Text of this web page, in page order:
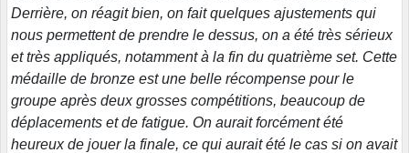
Derrière, on réagit bien, on fait quelques ajustements qui
nous permettent de prendre le dessus, on a été très sérieux
et très appliqués, notamment à la fin du quatrième set. Cette
médaille de bronze est une belle récompense pour le
groupe après deux grosses compétitions, beaucoup de
déplacements et de fatigue. On aurait forcément été
heureux de jouer la finale, ce qui aurait été le cas si on avait